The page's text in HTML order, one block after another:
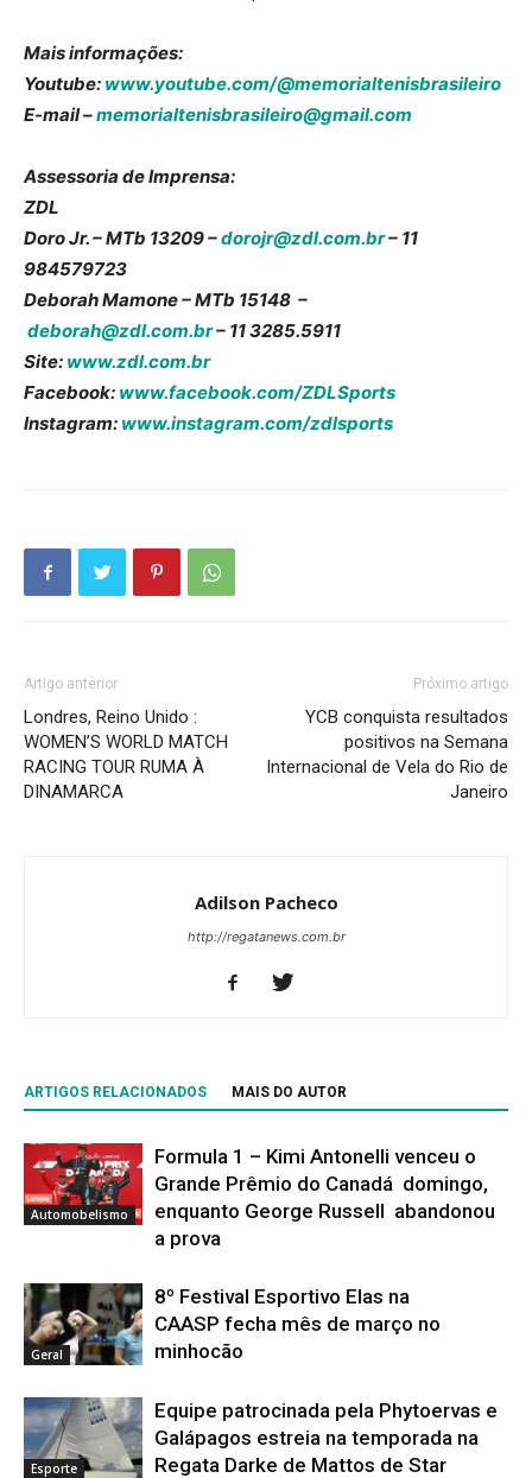
Mais informações:
Youtube: www.youtube.com/@memorialtenisbrasileiro
E-mail –memorialtenisbrasileiro@gmail.com
Assessoria de Imprensa:
ZDL
Doro Jr. – MTb 13209 –dorojr@zdl.com.br– 11
984579723
Deborah Mamone – MTb 15148 –
deborah@zdl.com.br– 11 3285.5911
Site: www.zdl.com.br
Facebook: www.facebook.com/ZDLSports
Instagram: www.instagram.com/zdlsports
Artigo anterior
Londres, Reino Unido :
WOMEN’S WORLD MATCH
RACING TOUR RUMA À
DINAMARCA
Próximo artigo
YCB conquista resultados
positivos na Semana
Internacional de Vela do Rio de
Janeiro
Adilson Pacheco
http://regatanews.com.br
ARTIGOS RELACIONADOS MAIS DO AUTOR
Automobelismo
Formula 1 – Kimi Antonelli venceu o
Grande Prêmio do Canadá domingo,
enquanto George Russell abandonou
a prova
Geral
8º Festival Esportivo Elas na
CAASP fecha mês de março no
minhocão
Esporte
Equipe patrocinada pela Phytoervas e
Galápagos estreia na temporada na
Regata Darke de Mattos de Star